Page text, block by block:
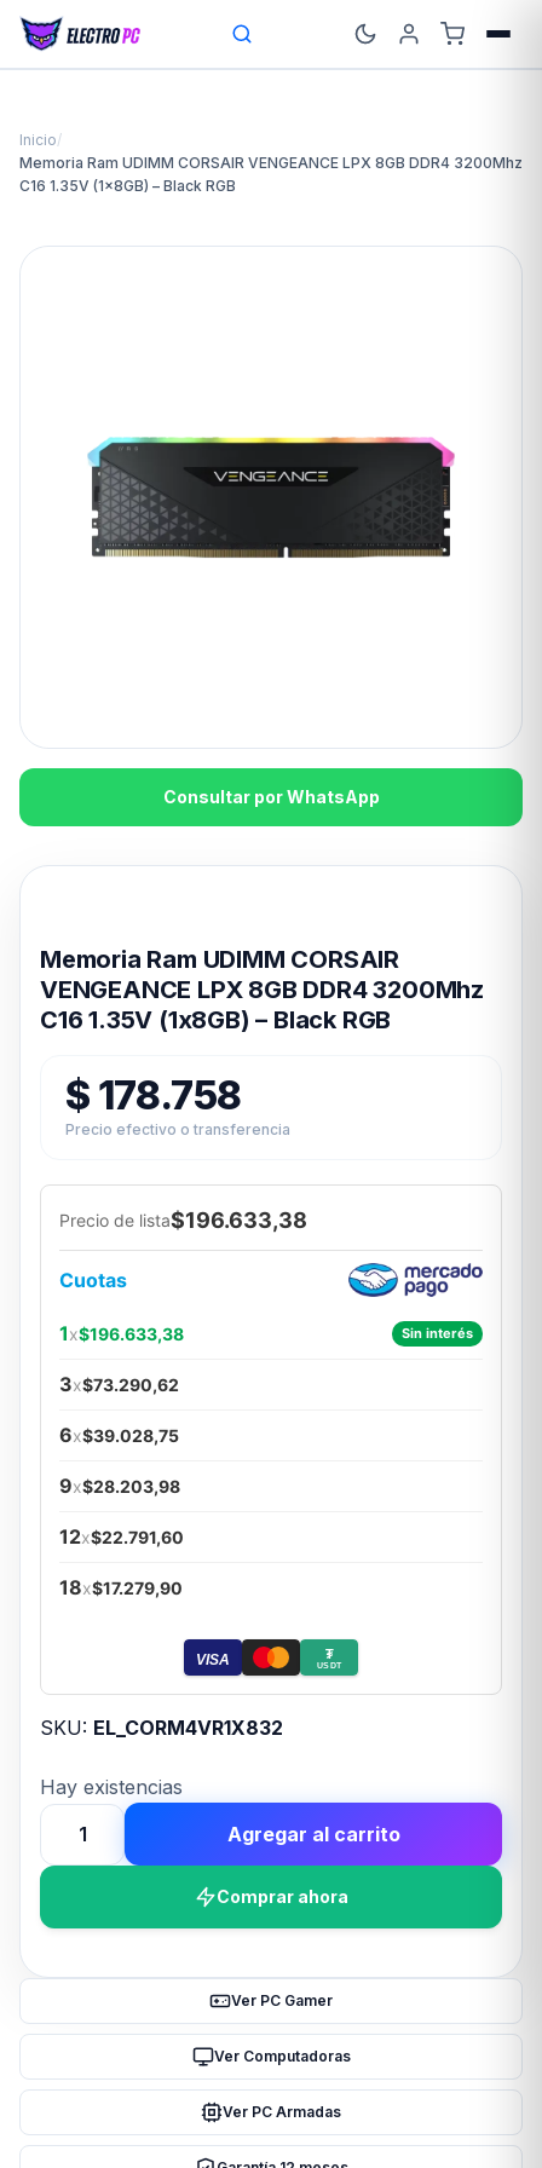
Inicio/
Memoria Ram UDIMM CORSAIR VENGEANCE LPX 8GB DDR4 3200Mhz
C16 1.35V (1x8GB) – Black RGB
Consultar por WhatsApp
Memoria Ram UDIMM CORSAIR
VENGEANCE LPX 8GB DDR4 3200Mhz
C16 1.35V (1x8GB) – Black RGB
$ 178.758
Precio efectivo o transferencia
Precio de lista$196.633,38
Cuotas
1x$196.633,38 Sin interés
3x$73.290,62
6x$39.028,75
9x$28.203,98
12x$22.791,60
18x$17.279,90
VISA ₮
USDT
SKU: EL_CORM4VR1X832
Hay existencias
Memoria
Ram
8GB
3200Mhz
1.35V
Agregar al carrito
Comprar ahora
Ver PC Gamer
Ver Computadoras
Ver PC Armadas